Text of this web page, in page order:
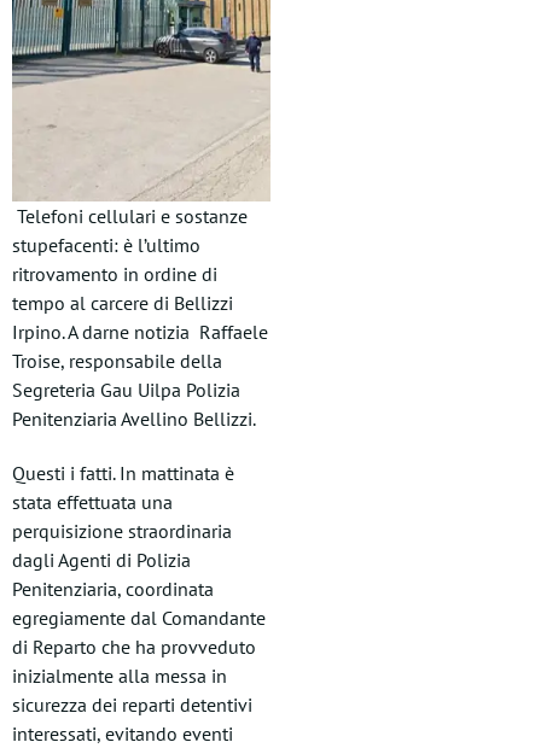
Telefoni cellulari e sostanze
stupefacenti: è l’ultimo
ritrovamento in ordine di
tempo al carcere di Bellizzi
Irpino. A darne notizia Raffaele
Troise, responsabile della
Segreteria Gau Uilpa Polizia
Penitenziaria Avellino Bellizzi.
Questi i fatti. In mattinata è
stata effettuata una
perquisizione straordinaria
dagli Agenti di Polizia
Penitenziaria, coordinata
egregiamente dal Comandante
di Reparto che ha provveduto
inizialmente alla messa in
sicurezza dei reparti detentivi
interessati, evitando eventi